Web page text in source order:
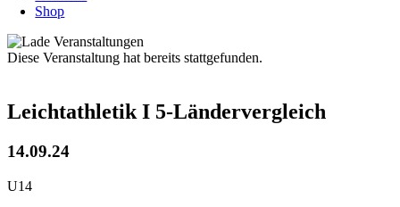
Shop
Diese Veranstaltung hat bereits stattgefunden.
Leichtathletik I 5-Ländervergleich
14.09.24
U14